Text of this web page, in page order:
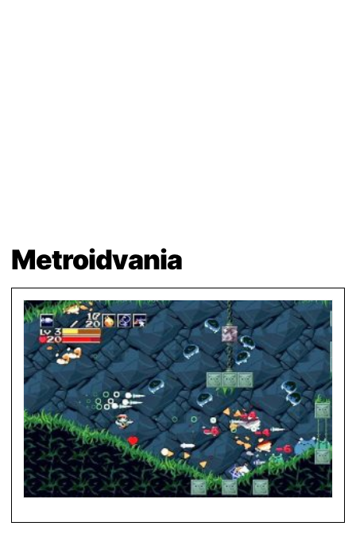
Metroidvania